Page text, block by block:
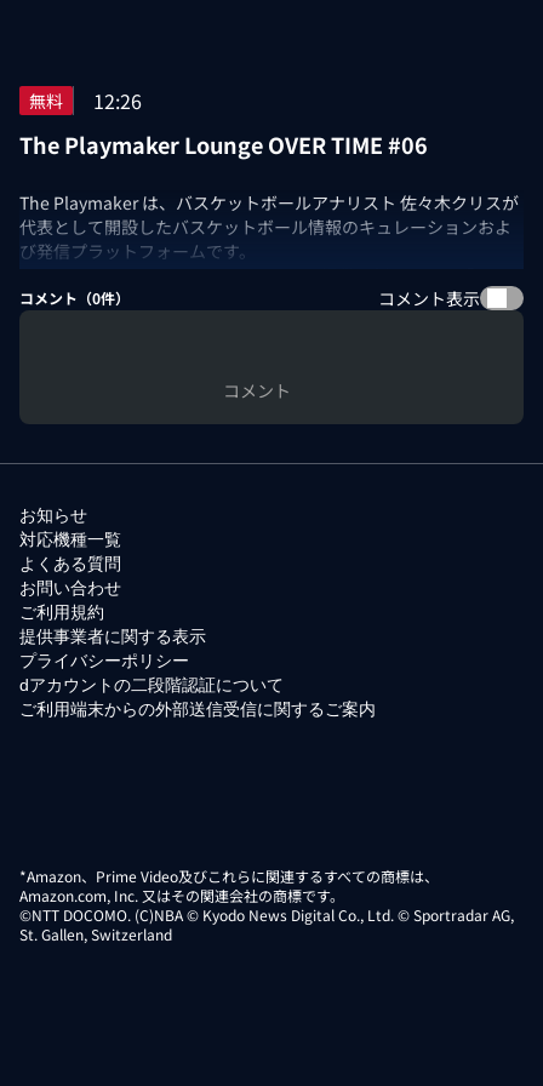
無料 12:26
The Playmaker Lounge OVER TIME #06
The Playmaker は、バスケットボールアナリスト 佐々木クリスが
代表として開設したバスケットボール情報のキュレーションおよ
び発信プラットフォームです。
The Playmaker LoungeにNBA docomo提供の新コーナー「OVER
TIME」が登場！
現役最強・ヨキッチが動けない。その理由は一人の男にある。
だが、このシリーズを根底で支えている本当の核心は——4試合を
通じてヨキッチの手足を縛り続けた、ルディ・ゴベアの守備だっ
デンバー・ナゲッツ vs ミネソタ・ティンバーウルブズのプレイオ
出演：佐々木クリス/副島淳/ニコラス武
コメント（0件） コメント表示
コメント
お知らせ
対応機種一覧
よくある質問
お問い合わせ
ご利用規約
提供事業者に関する表示
プライバシーポリシー
dアカウントの二段階認証について
ご利用端末からの外部送信受信に関するご案内
*Amazon、Prime Video及びこれらに関連するすべての商標は、
Amazon.com, Inc. 又はその関連会社の商標です。
©NTT DOCOMO. (C)NBA © Kyodo News Digital Co., Ltd. © Sportradar AG,
St. Gallen, Switzerland